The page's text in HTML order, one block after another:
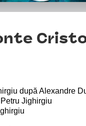
după Alexandre
Jighirgiu